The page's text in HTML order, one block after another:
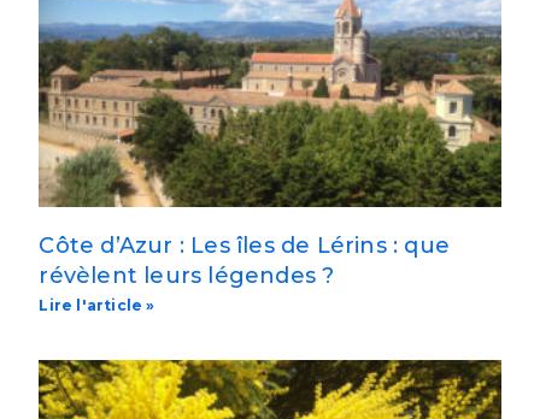
Côte d’Azur : Les îles de Lérins : que
révèlent leurs légendes ?
Lire l'article »